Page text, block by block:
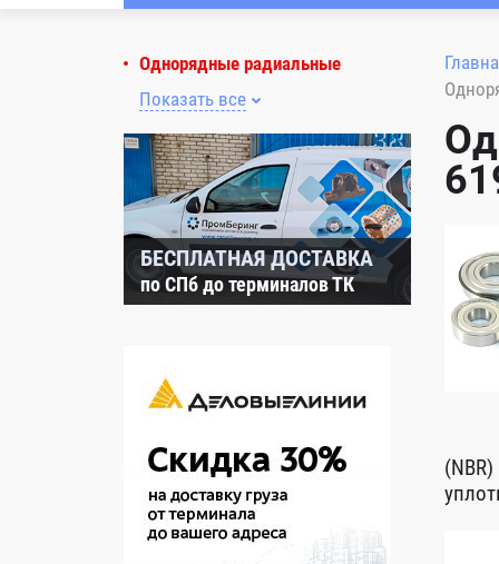
Однорядные радиальные
Показать все
БЕСПЛАТНАЯ ДОСТАВКА
по СПб до терминалов ТК